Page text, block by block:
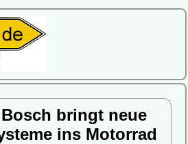
bringt neue
ins Motorrad